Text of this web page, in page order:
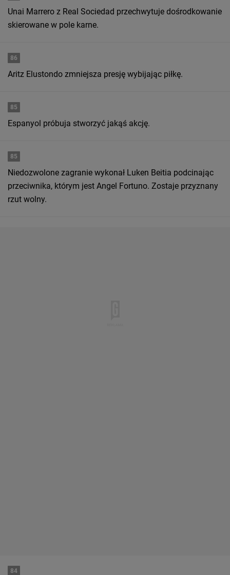
Unai Marrero z Real Sociedad przechwytuje dośrodkowanie
skierowane w pole karne.
86
Aritz Elustondo zmniejsza presję wybijając piłkę.
85
Espanyol próbuja stworzyć jakąś akcję.
85
Niedozwolone zagranie wykonał Luken Beitia podcinając
przeciwnika, którym jest Angel Fortuno. Zostaje przyznany
rzut wolny.
84